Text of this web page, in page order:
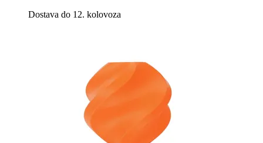
Dostava do 12. kolovoza